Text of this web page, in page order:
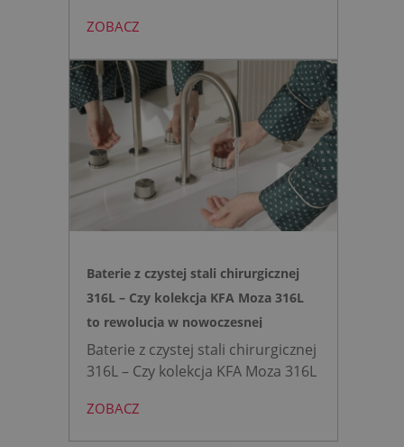
montażu stelaża podtynkowego.
Zyskujesz do 20 cm przestrzeni w
łazience i o 15% cichsze
spłukiwanie dzięki technologii
opartej na efekcie Venturiego.
Idealne rozwiązanie do szybkich
remontów bez kucia ścian.
ZOBACZ
Baterie z czystej stali chirurgicznej
316L – Czy kolekcja KFA Moza 316L
to rewolucja w nowoczesnej
łazience?
Baterie z czystej stali chirurgicznej
316L – Czy kolekcja KFA Moza 316L
łazience?
projektowanie łazienek stanęło
ZOBACZ